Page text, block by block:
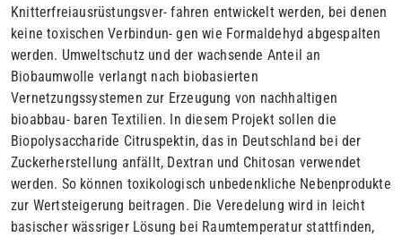
Knitterfreiausrüstungsver- fahren entwickelt werden, bei denen
keine toxischen Verbindun- gen wie Formaldehyd abgespalten
werden. Umweltschutz und der wachsende Anteil an
Biobaumwolle verlangt nach biobasierten
Vernetzungssystemen zur Erzeugung von nachhaltigen
bioabbau- baren Textilien. In diesem Projekt sollen die
Biopolysaccharide Citruspektin, das in Deutschland bei der
Zuckerherstellung anfällt, Dextran und Chitosan verwendet
werden. So können toxikologisch unbedenkliche Nebenprodukte
zur Wertsteigerung beitragen. Die Veredelung wird in leicht
basischer wässriger Lösung bei Raumtemperatur stattfinden,